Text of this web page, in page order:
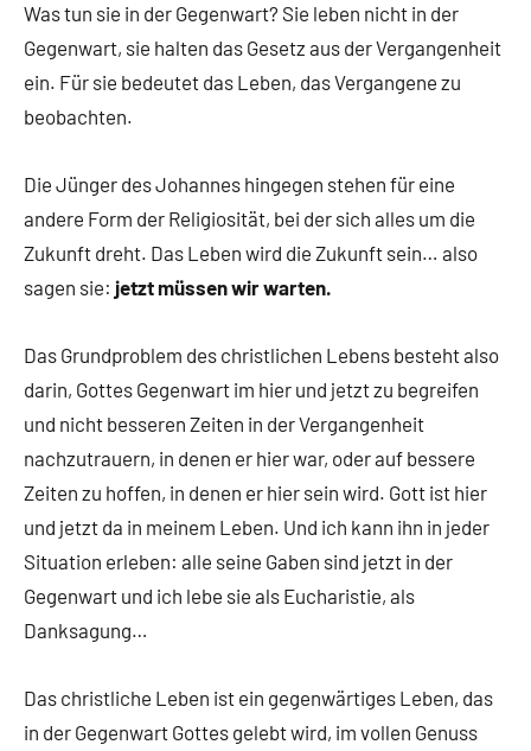
Was tun sie in der Gegenwart? Sie leben nicht in der
Gegenwart, sie halten das Gesetz aus der Vergangenheit
ein. Für sie bedeutet das Leben, das Vergangene zu
beobachten.
Die Jünger des Johannes hingegen stehen für eine
andere Form der Religiosität, bei der sich alles um die
Zukunft dreht. Das Leben wird die Zukunft sein… also
sagen sie: jetzt müssen wir warten.
Das Grundproblem des christlichen Lebens besteht also
darin, Gottes Gegenwart im hier und jetzt zu begreifen
und nicht besseren Zeiten in der Vergangenheit
nachzutrauern, in denen er hier war, oder auf bessere
Zeiten zu hoffen, in denen er hier sein wird. Gott ist hier
und jetzt da in meinem Leben. Und ich kann ihn in jeder
Situation erleben: alle seine Gaben sind jetzt in der
Gegenwart und ich lebe sie als Eucharistie, als
Danksagung…
Das christliche Leben ist ein gegenwärtiges Leben, das
in der Gegenwart Gottes gelebt wird, im vollen Genuss